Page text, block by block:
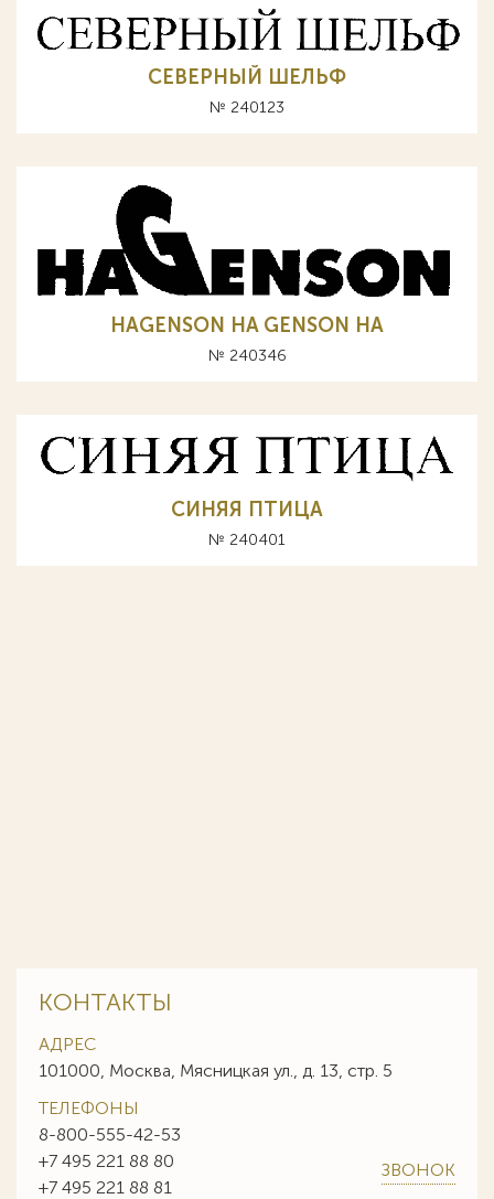
СЕВЕРНЫЙ ШЕЛЬФ
№ 240123
HAGENSON HA GENSON НА
№ 240346
СИНЯЯ ПТИЦА
№ 240401
КОНТАКТЫ
АДРЕС
101000, Москва, Мясницкая ул., д. 13, стр. 5
ТЕЛЕФОНЫ
8-800-555-42-53
+7 495 221 88 80
+7 495 221 88 81
ЗВОНОК